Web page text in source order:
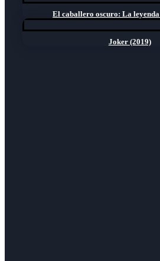
El caballero oscuro: La
Joker (2019)